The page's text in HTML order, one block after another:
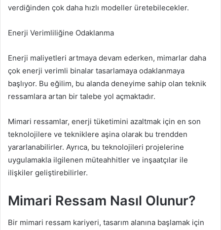
verdiğinden çok daha hızlı modeller üretebilecekler.
Enerji Verimliliğine Odaklanma
Enerji maliyetleri artmaya devam ederken, mimarlar daha
çok enerji verimli binalar tasarlamaya odaklanmaya
başlıyor. Bu eğilim, bu alanda deneyime sahip olan teknik
ressamlara artan bir talebe yol açmaktadır.
Mimari ressamlar, enerji tüketimini azaltmak için en son
teknolojilere ve tekniklere aşina olarak bu trendden
yararlanabilirler. Ayrıca, bu teknolojileri projelerine
uygulamakla ilgilenen müteahhitler ve inşaatçılar ile
ilişkiler geliştirebilirler.
Mimari Ressam Nasıl Olunur?
Bir mimari ressam kariyeri, tasarım alanına başlamak için